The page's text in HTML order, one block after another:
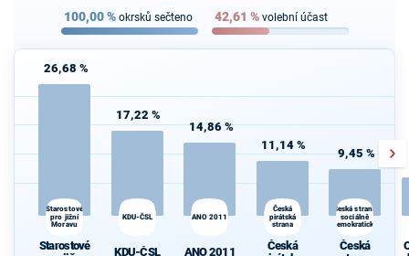
100,00% okrsků sečteno 42,61 % volební účast
26,68 %
Starostové
pro jižní
Moravu
Starostové
17,22 %
KDU-ČSL
KDU-ČSL
14,86 %
ANO 2011
ANO 2011
11,14 %
Česká
pirátská
strana
Česká
9,45 %
Česká strana
sociálně
demokratická
Česká